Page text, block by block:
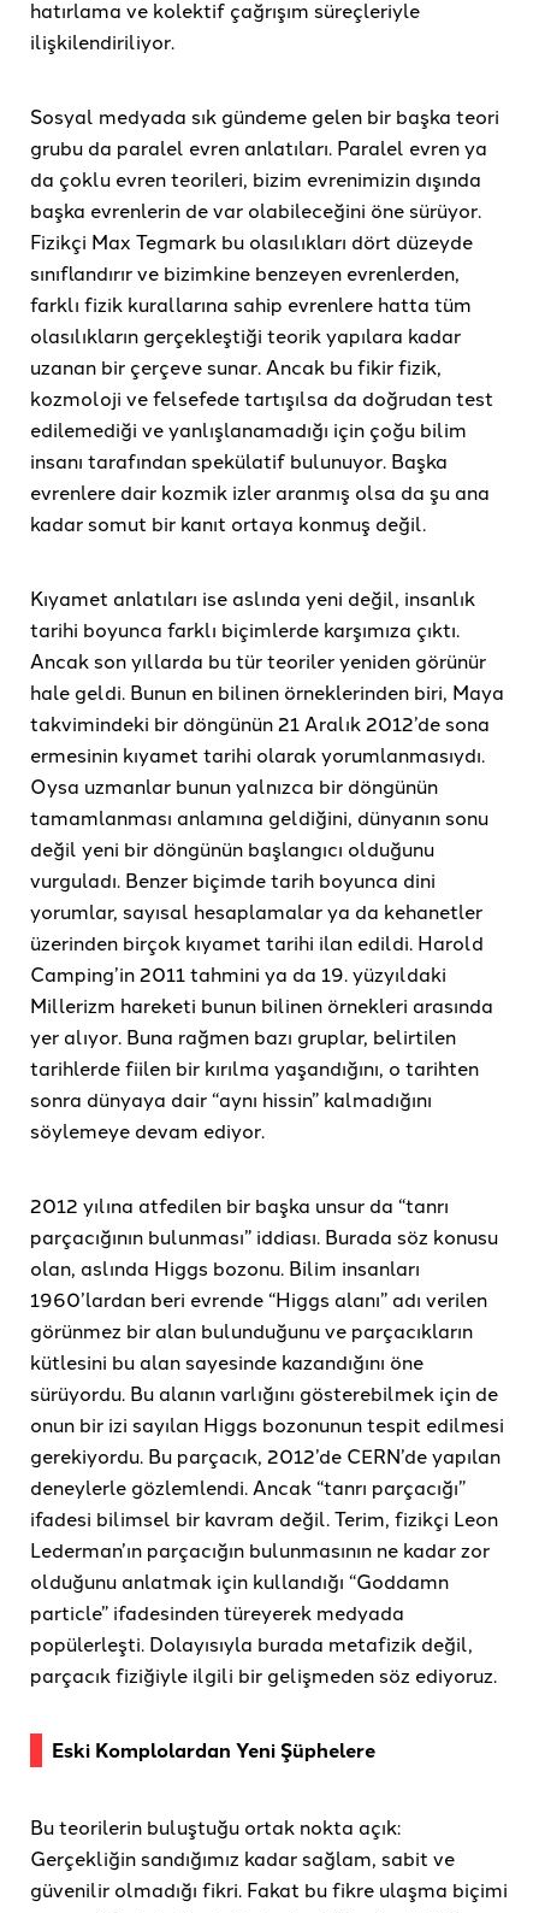
hatırlama ve kolektif çağrışım süreçleriyle
ilişkilendiriliyor.
Sosyal medyada sık gündeme gelen bir başka teori
grubu da paralel evren anlatıları. Paralel evren ya
da çoklu evren teorileri, bizim evrenimizin dışında
başka evrenlerin de var olabileceğini öne sürüyor.
Fizikçi Max Tegmark bu olasılıkları dört düzeyde
sınıflandırır ve bizimkine benzeyen evrenlerden,
farklı fizik kurallarına sahip evrenlere hatta tüm
olasılıkların gerçekleştiği teorik yapılara kadar
uzanan bir çerçeve sunar. Ancak bu fikir fizik,
kozmoloji ve felsefede tartışılsa da doğrudan test
edilemediği ve yanlışlanamadığı için çoğu bilim
insanı tarafından spekülatif bulunuyor. Başka
evrenlere dair kozmik izler aranmış olsa da şu ana
kadar somut bir kanıt ortaya konmuş değil.
Kıyamet anlatıları ise aslında yeni değil, insanlık
tarihi boyunca farklı biçimlerde karşımıza çıktı.
Ancak son yıllarda bu tür teoriler yeniden görünür
hale geldi. Bunun en bilinen örneklerinden biri, Maya
takvimindeki bir döngünün 21 Aralık 2012’de sona
ermesinin kıyamet tarihi olarak yorumlanmasıydı.
Oysa uzmanlar bunun yalnızca bir döngünün
tamamlanması anlamına geldiğini, dünyanın sonu
değil yeni bir döngünün başlangıcı olduğunu
vurguladı. Benzer biçimde tarih boyunca dini
yorumlar, sayısal hesaplamalar ya da kehanetler
üzerinden birçok kıyamet tarihi ilan edildi. Harold
Camping’in 2011 tahmini ya da 19. yüzyıldaki
Millerizm hareketi bunun bilinen örnekleri arasında
yer alıyor. Buna rağmen bazı gruplar, belirtilen
tarihlerde fiilen bir kırılma yaşandığını, o tarihten
sonra dünyaya dair “aynı hissin” kalmadığını
söylemeye devam ediyor.
2012 yılına atfedilen bir başka unsur da “tanrı
parçacığının bulunması” iddiası. Burada söz konusu
olan, aslında Higgs bozonu. Bilim insanları
1960’lardan beri evrende “Higgs alanı” adı verilen
görünmez bir alan bulunduğunu ve parçacıkların
kütlesini bu alan sayesinde kazandığını öne
sürüyordu. Bu alanın varlığını gösterebilmek için de
onun bir izi sayılan Higgs bozonunun tespit edilmesi
gerekiyordu. Bu parçacık, 2012’de CERN’de yapılan
deneylerle gözlemlendi. Ancak “tanrı parçacığı”
ifadesi bilimsel bir kavram değil. Terim, fizikçi Leon
Lederman’ın parçacığın bulunmasının ne kadar zor
olduğunu anlatmak için kullandığı “Goddamn
particle” ifadesinden türeyerek medyada
popülerleşti. Dolayısıyla burada metafizik değil,
parçacık fiziğiyle ilgili bir gelişmeden söz ediyoruz.
Eski Komplolardan Yeni Şüphelere
Bu teorilerin buluştuğu ortak nokta açık:
Gerçekliğin sandığımız kadar sağlam, sabit ve
güvenilir olmadığı fikri. Fakat bu fikre ulaşma biçimi